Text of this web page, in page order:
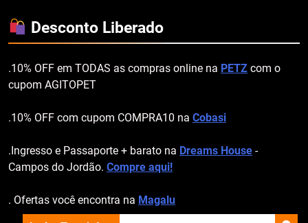
Desconto Liberado
.10% OFF em TODAS as compras online na PETZ com o
cupom AGITOPET
.10% OFF com cupom COMPRA10 na Cobasi
.Ingresso e Passaporte + barato na Dreams House -
Campos do Jordão. Compre aqui!
. Ofertas você encontra na Magalu